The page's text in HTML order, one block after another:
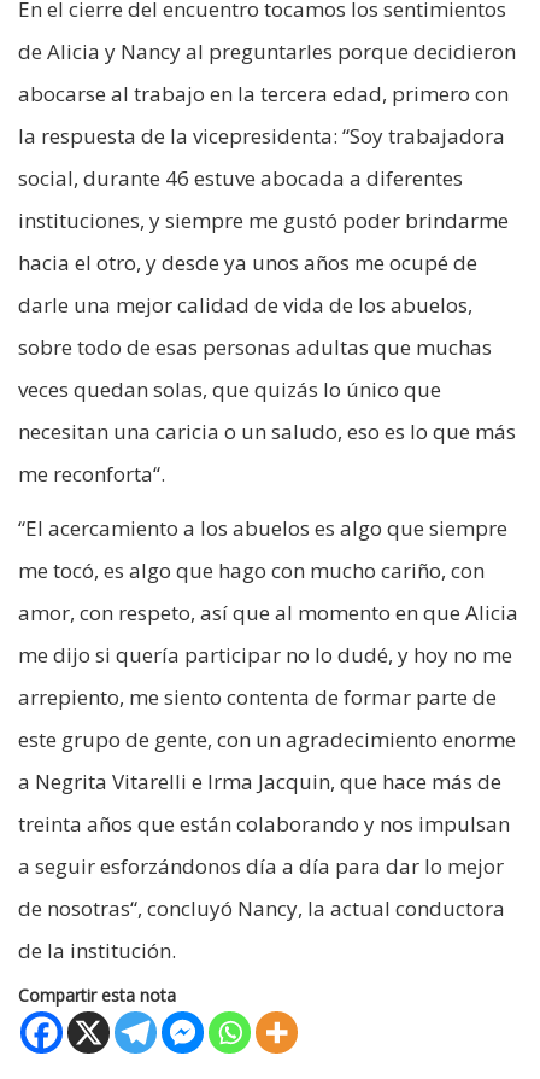
En el cierre del encuentro tocamos los sentimientos
de Alicia y Nancy al preguntarles porque decidieron
abocarse al trabajo en la tercera edad, primero con
la respuesta de la vicepresidenta: “Soy trabajadora
social, durante 46 estuve abocada a diferentes
instituciones, y siempre me gustó poder brindarme
hacia el otro, y desde ya unos años me ocupé de
darle una mejor calidad de vida de los abuelos,
sobre todo de esas personas adultas que muchas
veces quedan solas, que quizás lo único que
necesitan una caricia o un saludo, eso es lo que más
me reconforta“.
“El acercamiento a los abuelos es algo que siempre
me tocó, es algo que hago con mucho cariño, con
amor, con respeto, así que al momento en que Alicia
me dijo si quería participar no lo dudé, y hoy no me
arrepiento, me siento contenta de formar parte de
este grupo de gente, con un agradecimiento enorme
a Negrita Vitarelli e Irma Jacquin, que hace más de
treinta años que están colaborando y nos impulsan
a seguir esforzándonos día a día para dar lo mejor
de nosotras“, concluyó Nancy, la actual conductora
de la institución.
Compartir esta nota